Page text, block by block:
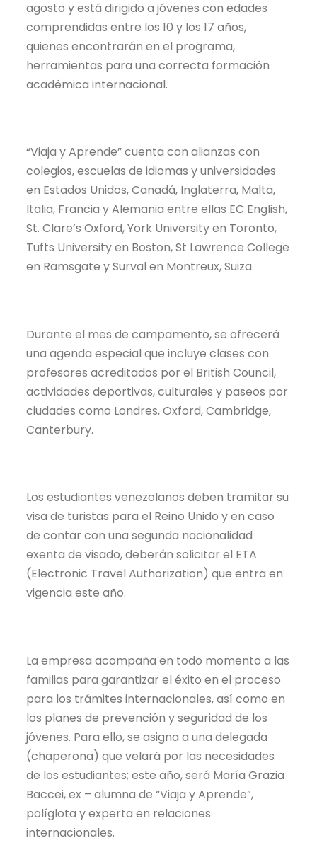
agosto y está dirigido a jóvenes con edades
comprendidas entre los 10 y los 17 años,
quienes encontrarán en el programa,
herramientas para una correcta formación
académica internacional.
“Viaja y Aprende” cuenta con alianzas con
colegios, escuelas de idiomas y universidades
en Estados Unidos, Canadá, Inglaterra, Malta,
Italia, Francia y Alemania entre ellas EC English,
St. Clare’s Oxford, York University en Toronto,
Tufts University en Boston, St Lawrence College
en Ramsgate y Surval en Montreux, Suiza.
Durante el mes de campamento, se ofrecerá
una agenda especial que incluye clases con
profesores acreditados por el British Council,
actividades deportivas, culturales y paseos por
ciudades como Londres, Oxford, Cambridge,
Canterbury.
Los estudiantes venezolanos deben tramitar su
visa de turistas para el Reino Unido y en caso
de contar con una segunda nacionalidad
exenta de visado, deberán solicitar el ETA
(Electronic Travel Authorization) que entra en
vigencia este año.
La empresa acompaña en todo momento a las
familias para garantizar el éxito en el proceso
para los trámites internacionales, así como en
los planes de prevención y seguridad de los
jóvenes. Para ello, se asigna a una delegada
(chaperona) que velará por las necesidades
de los estudiantes; este año, será María Grazia
Baccei, ex – alumna de “Viaja y Aprende”,
políglota y experta en relaciones
internacionales.